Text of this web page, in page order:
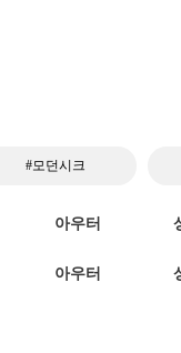
#모던시크
아우터
아우터